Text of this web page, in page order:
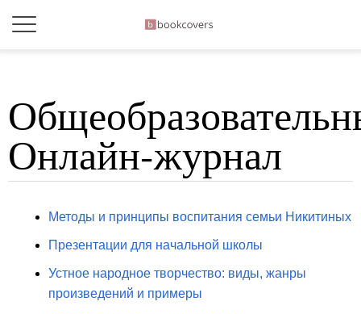
Онлайн-журнал
Методы и принципы воспитания семьи Никитиных
Презентации для начальной школы
Устное народное творчество: виды, жанры
произведений и примеры